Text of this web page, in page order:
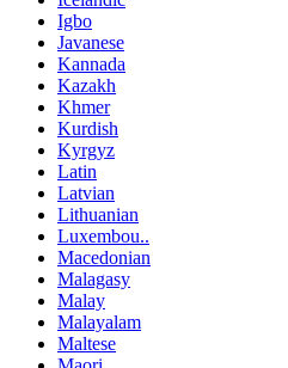
Igbo
Javanese
Kannada
Kazakh
Khmer
Kurdish
Kyrgyz
Latin
Latvian
Lithuanian
Luxembou..
Macedonian
Malagasy
Malay
Malayalam
Maltese